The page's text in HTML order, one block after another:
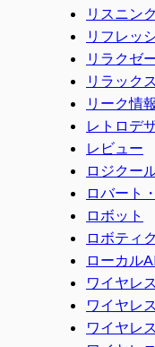
リスニン
リフレッ
リラクゼ
リラックス
リーク情報
レトロデ
レビュー
ロジクー
ロバート
ロボット
ロボティ
ローカル
ワイヤレス
ワイヤレ
ワイヤレ